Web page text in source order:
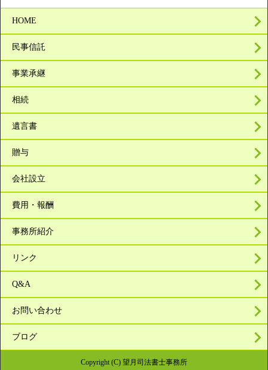
HOME
民事信託
事業承継
相続
遺言書
贈与
会社設立
費用・報酬
事務所紹介
リンク
Q&A
お問い合わせ
ブログ
Copyright (C) 望月司法書士事務所